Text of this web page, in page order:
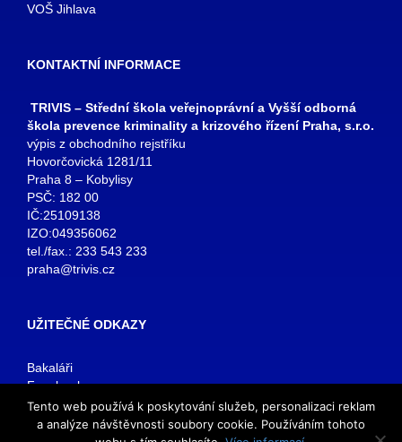
VOŠ Jihlava
KONTAKTNÍ INFORMACE
TRIVIS – Střední škola veřejnoprávní a Vyšší odborná
škola prevence kriminality a krizového řízení Praha, s.r.o.
výpis z obchodního rejstříku
Hovorčovická 1281/11
Praha 8 – Kobylisy
PSČ: 182 00
IČ:25109138
IZO:049356062
tel./fax.: 233 543 233
praha@trivis.cz
UŽITEČNÉ ODKAZY
Bakaláři
Facebook
VOŠ Praha
E-mail zaměstnanci
E-mail studenti
Tento web používá k poskytování služeb, personalizaci reklam
a analýze návštěvnosti soubory cookie. Používáním tohoto